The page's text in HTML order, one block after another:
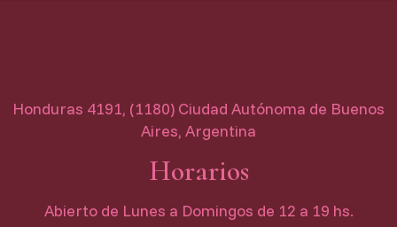
Honduras 4191, (1180) Ciudad Autónoma de Buenos
Aires, Argentina
Horarios
Abierto de Lunes a Domingos de 12 a 19 hs.